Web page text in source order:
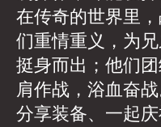
在传奇的世界里
们重情重义，为
挺身而出；他们
肩作战，浴血奋
分享装备、一起